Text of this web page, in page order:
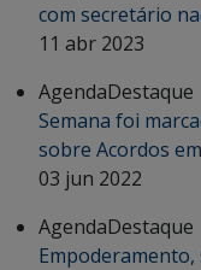
com secretário
11 abr 2023
AgendaDestaque
Semana foi
sobre Acordos
03 jun 2022
AgendaDestaque